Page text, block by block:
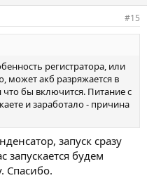
#15
регистратора, или
может акб разряжается в
бы включится. Питание с
и заработало - причина
запуск сразу
запускается будем
Спасибо.